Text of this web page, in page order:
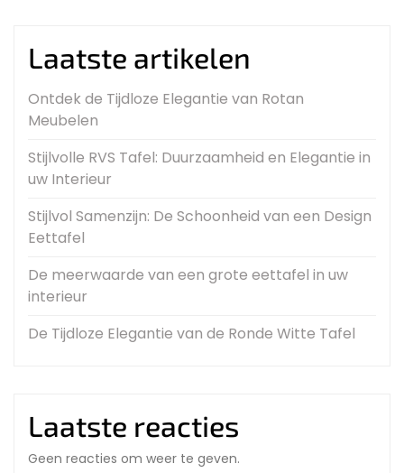
Laatste artikelen
Ontdek de Tijdloze Elegantie van Rotan
Meubelen
Stijlvolle RVS Tafel: Duurzaamheid en Elegantie in
uw Interieur
Stijlvol Samenzijn: De Schoonheid van een Design
Eettafel
De meerwaarde van een grote eettafel in uw
interieur
De Tijdloze Elegantie van de Ronde Witte Tafel
Laatste reacties
Geen reacties om weer te geven.